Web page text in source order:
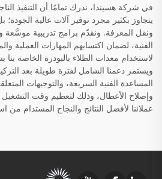
في شركة هسيندا، ندرك تمامًا أن التنفيذ
يتجاوز بكثير مجرد توفير آلات عالية
ونقل المعرفة. ونقدّم برامج تدريبية موسَّعة
الفنية، لضمان اكتسابهم المهارات العملية
لاستخدام معدات الطلاء بالبودرة الخاصة
ويستمر دعمنا الشامل لفترة طويلة بعد
المساعدة الفنية السريعة، والتوجيهات
وإصلاح الأعطال، وذلك لتعظيم وقت التشغيل
عملائنا لأفضل النتائج والنجاح المستدام من